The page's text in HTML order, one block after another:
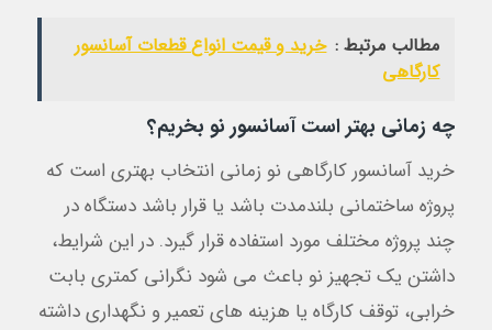
مطالب مرتبط : خرید و قیمت انواع قطعات آسانسور
کارگاهی
چه زمانی بهتر است آسانسور نو بخریم؟
خرید آسانسور کارگاهی نو زمانی انتخاب بهتری است که
پروژه ساختمانی بلندمدت باشد یا قرار باشد دستگاه در
چند پروژه مختلف مورد استفاده قرار گیرد. در این شرایط،
داشتن یک تجهیز نو باعث می شود نگرانی کمتری بابت
خرابی، توقف کارگاه یا هزینه های تعمیر و نگهداری داشته